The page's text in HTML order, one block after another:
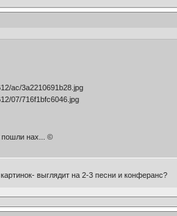
нах... ©
выглядит на 2-3 песни и конферанс?